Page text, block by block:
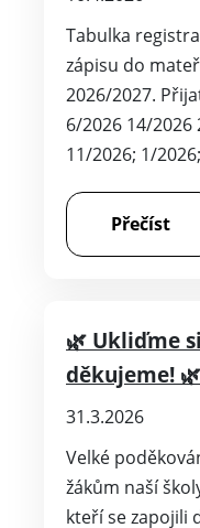
Tabulka
zápisu do
2026/2027.
6/2026 14/2026
11/2026; 1/
Přečíst
🌿 Ukliďme
děkujeme! 🌿
31.3.2026
Velké
žákům naší
kteří se zapojili